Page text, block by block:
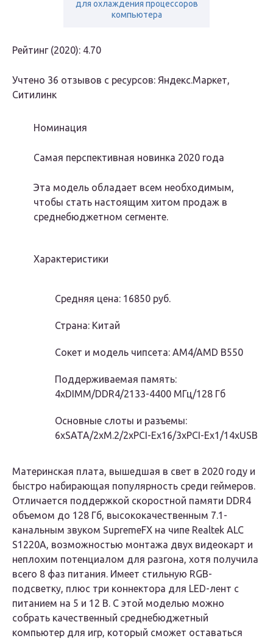
для охлаждения процессоров
компьютера
Рейтинг (2020): 4.70
Учтено 36 отзывов с ресурсов: Яндекс.Маркет,
Ситилинк
Номинация
Самая перспективная новинка 2020 года
Эта модель обладает всем необходимым,
чтобы стать настоящим хитом продаж в
среднебюджетном сегменте.
Характеристики
Средняя цена: 16850 руб.
Страна: Китай
Сокет и модель чипсета: AM4/AMD B550
Поддерживаемая память:
4хDIMM/DDR4/2133-4400 МГц/128 Гб
Основные слоты и разъемы:
6xSATA/2хM.2/2хPCI-Ex16/3хPCI-Ex1/14хUSB
Материнская плата, вышедшая в свет в 2020 году и
быстро набирающая популярность среди геймеров.
Отличается поддержкой скоростной памяти DDR4
объемом до 128 Гб, высококачественным 7.1-
канальным звуком SupremeFX на чипе Realtek ALC
S1220A, возможностью монтажа двух видеокарт и
неплохим потенциалом для разгона, хотя получила
всего 8 фаз питания. Имеет стильную RGB-
подсветку, плюс три коннектора для LED-лент с
питанием на 5 и 12 В. С этой моделью можно
собрать качественный среднебюджетный
компьютер для игр, который сможет оставаться